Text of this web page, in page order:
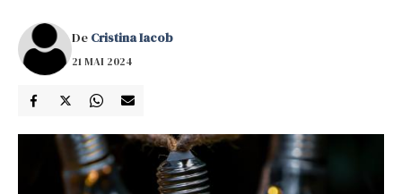
De Cristina Iacob
21 MAI 2024